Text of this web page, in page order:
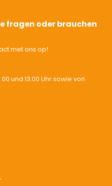
fragen oder brauchen
met ons op!
und 13:00 Uhr sowie von